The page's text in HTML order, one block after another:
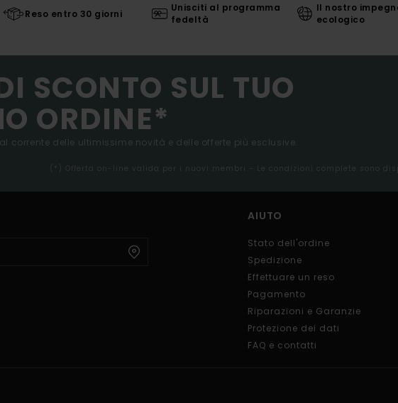
Reso entro 30 giorni
Unisciti al programma
fedeltà
Il nostro
ecologico
SCONTO SUL TUO
ORDINE*
corrente delle ultimissime novità e delle offerte più esclusive.
(*) Offerta on-line valida per i nuovi membri - Le condizioni complete sono
AIUTO
Stato dell'ordine
Spedizione
Effettuare un reso
Pagamento
Riparazioni e Garanzie
Protezione dei dati
FAQ e contatti